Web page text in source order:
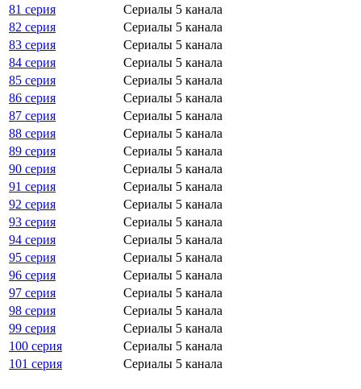
81 серия
Сериалы 5 канала
82 серия
Сериалы 5 канала
83 серия
Сериалы 5 канала
84 серия
Сериалы 5 канала
85 серия
Сериалы 5 канала
86 серия
Сериалы 5 канала
87 серия
Сериалы 5 канала
88 серия
Сериалы 5 канала
89 серия
Сериалы 5 канала
90 серия
Сериалы 5 канала
91 серия
Сериалы 5 канала
92 серия
Сериалы 5 канала
93 серия
Сериалы 5 канала
94 серия
Сериалы 5 канала
95 серия
Сериалы 5 канала
96 серия
Сериалы 5 канала
97 серия
Сериалы 5 канала
98 серия
Сериалы 5 канала
99 серия
Сериалы 5 канала
100 серия
Сериалы 5 канала
101 серия
Сериалы 5 канала